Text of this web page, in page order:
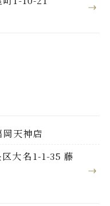
天神店
大名1-1-35 藤